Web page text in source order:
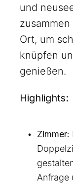
und
Ort, um
knüpfen
genießen.
Highlights:
Zimmer:
Anfrage